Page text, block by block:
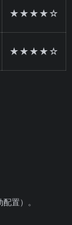
★★★★☆
★★★★☆
置）。